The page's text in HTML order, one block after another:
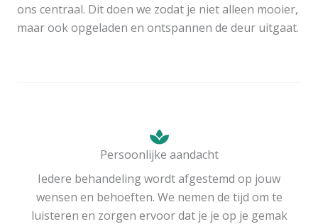
ons centraal. Dit doen we zodat je niet alleen mooier,
maar ook opgeladen en ontspannen de deur uitgaat.
Persoonlijke aandacht
Iedere behandeling wordt afgestemd op jouw
wensen en behoeften. We nemen de tijd om te
luisteren en zorgen ervoor dat je je op je gemak